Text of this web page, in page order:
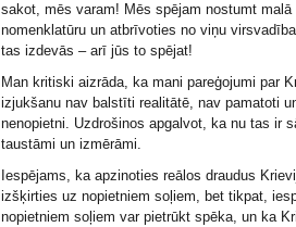
sakot, mēs varam! Mēs spējam nostumt malā
nomenklatūru un atbrīvoties no viņu
tas izdevās – arī jūs to spējat!
Man kritiski aizrāda, ka mani pareģojumi par
izjukšanu nav balstīti realitātē, nav pamatoti
nenopietni. Uzdrošinos apgalvot, ka nu tas ir
taustāmi un izmērāmi.
Iespējams, ka apzinoties reālos draudus
izšķirties uz nopietniem soļiem, bet tikpat,
nopietniem soļiem var pietrūkt spēka, un ka